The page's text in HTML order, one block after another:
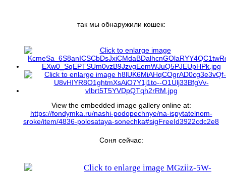
так мы обнаружили кошек:
View the embedded image gallery online at:
https://fondymka.ru/nashi-podopechnye/na-ispytatelnom-
sroke/item/4836-polosataya-sonechka#sigFreeId3922cdc2e8
Соня сейчас: